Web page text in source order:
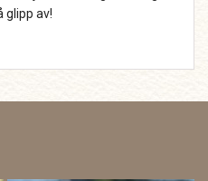
glipp av!